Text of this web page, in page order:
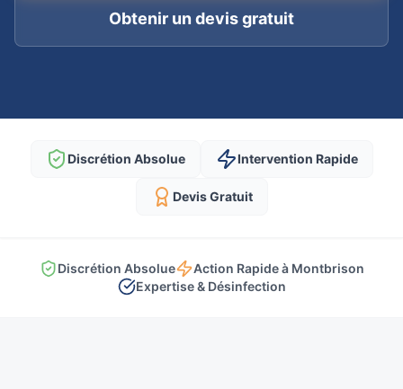
Obtenir un devis gratuit
Discrétion Absolue Intervention Rapide
Devis Gratuit
Discrétion Absolue
Action Rapide à Montbrison
Expertise & Désinfection